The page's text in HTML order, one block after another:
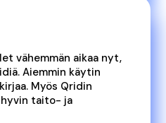
vähemmän aikaa nyt,
Aiemmin käytin
Myös Qridin
taito- ja